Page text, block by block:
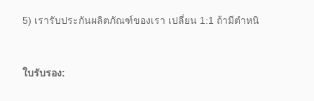
5) เรารับประกันผลิตภัณฑ์ของเรา เปลี่ยน 1:1 ถ้ามีตำหนิ
ใบรับรอง: